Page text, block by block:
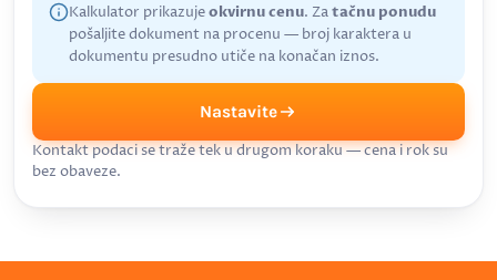
Kalkulator prikazujeokvirnu cenu. Zatačnu ponudu
pošaljite dokument na procenu — broj karaktera u
dokumentu presudno utiče na konačan iznos.
Nastavite
Kontakt podaci se traže tek u drugom koraku — cena i rok su
bez obaveze.